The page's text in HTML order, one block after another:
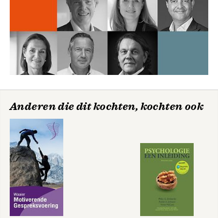
normaal en gewoon. De eenvoudige en relevante tips van
Shunmyo Masuno beginnen voorzichtig en met de meest
troostende alledaagsheid, wat voor ons, de uitgeputte massa,
voelt als een warme adem van vertrouwdheid.’ Sarah Wilson,
New York Times-bestsellerauteur
Anderen die dit kochten, kochten ook